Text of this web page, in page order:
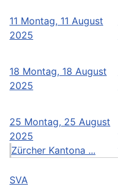
11 Montag, 11 August
2025
18 Montag, 18 August
2025
25 Montag, 25 August
2025
Zürcher Kantona ...
SVA